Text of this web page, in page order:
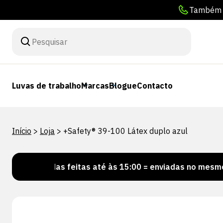
Luvas de trabalhoMarcasBlogueContacto
Início > Loja > +Safety® 39-100 Látex duplo azul
feitas até às 15:00 = enviadas no mesmo dia